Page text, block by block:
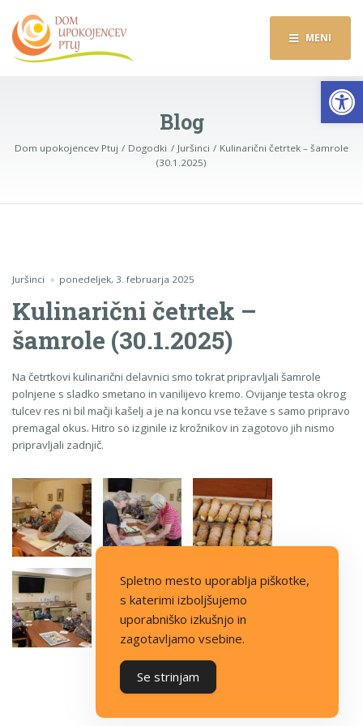
MENI
Blog
Dom upokojencev Ptuj Dogodki Juršinci
Kulinarični četrtek – šamrole
(30.1.2025)
Juršinci ponedeljek, 3. februarja 2025
Kulinarični četrtek –
šamrole (30.1.2025)
Na četrtkovi kulinarični delavnici smo tokrat pripravljali šamrole
polnjene s sladko smetano in vanilijevo kremo. Ovijanje testa okrog
tulcev res ni bil mačji kašelj a je na koncu vse težave s samo pripravo
premagal okus. Hitro so izginile iz krožnikov in zagotovo jih nismo
pripravljali zadnjič.
Spletno mesto uporablja piškotke,
s katerimi izboljšujemo
uporabniško izkušnjo in
zagotavljamo vsebine.
Se strinjam